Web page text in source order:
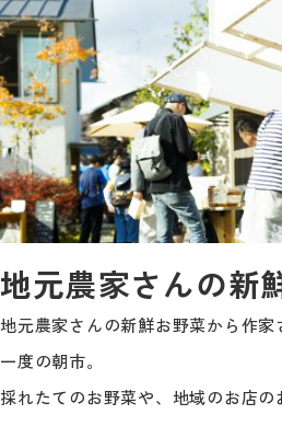
地元農家さんの新
地元農家さんの新鮮お野菜から作
一度の朝市。
採れたてのお野菜や、地域のお店